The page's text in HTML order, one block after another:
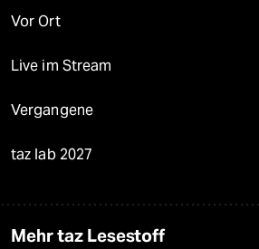
Vor Ort
Live im Stream
Vergangene
taz lab 2027
Mehr taz Lesestoff